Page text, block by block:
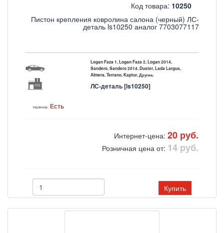
Код товара: 10250
Пистон крепления ковролина салона (черный) ЛС-
деталь ls10250 аналог 7703077117
Logan Faza 1, Logan Faza 2, Logan 2014,
Sandero, Sandero 2014, Duster, Lada Largus,
Almera, Terrano, Kaptur, Другие,
ЛС-деталь [ls10250]
Наличие: Есть
Интернет-цена: 20 руб.
Розничная цена от: 14 руб.
Купить